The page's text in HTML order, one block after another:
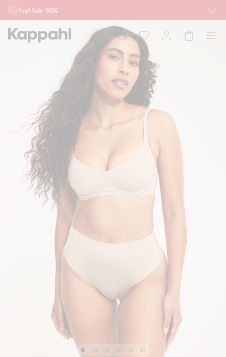
Final Sale -30%
Ważne przy zakupie min. 2 sztuk produktów włączonych w ofertę, również z
działu outlet do 10.8 w sklepach Kappahl i Newbie oraz na kappahl.com. Ofert
nie łączymy
Mężczyzna Dziecko